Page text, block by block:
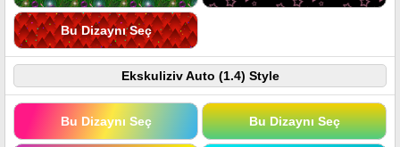
Bu Dizaynı Seç
Ekskuliziv Auto (1.4) Style
Bu Dizaynı Seç Bu Dizaynı Seç